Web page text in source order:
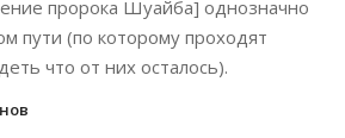
пророка Шуайба] однозначно
пути (по которому проходят
что от них осталось).